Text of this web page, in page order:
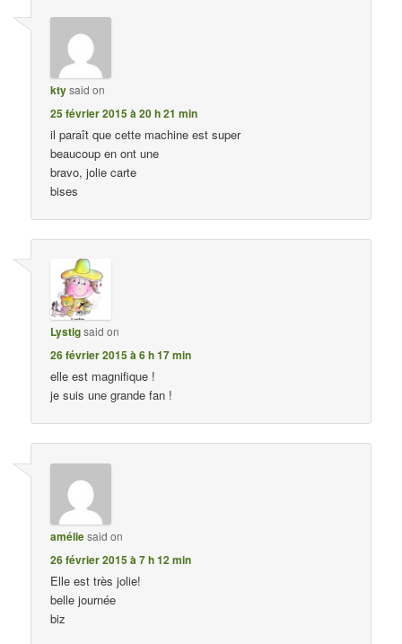
ktysaid on
25 février 2015 à 20 h 21 min
il paraît que cette machine est super
beaucoup en ont une
bravo, jolie carte
bises
Lystigsaid on
26 février 2015 à 6 h 17 min
elle est magnifique !
je suis une grande fan !
améliesaid on
26 février 2015 à 7 h 12 min
Elle est très jolie!
belle journée
biz